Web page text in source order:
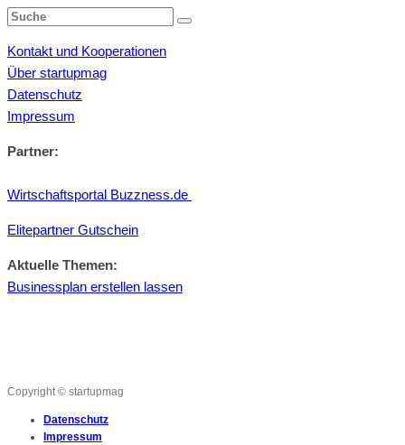
Kontakt und Kooperationen
Über startupmag
Datenschutz
Impressum
Partner:
Wirtschaftsportal Buzzness.de
Elitepartner Gutschein
Aktuelle Themen:
Businessplan erstellen lassen
Copyright © startupmag
Datenschutz
Impressum